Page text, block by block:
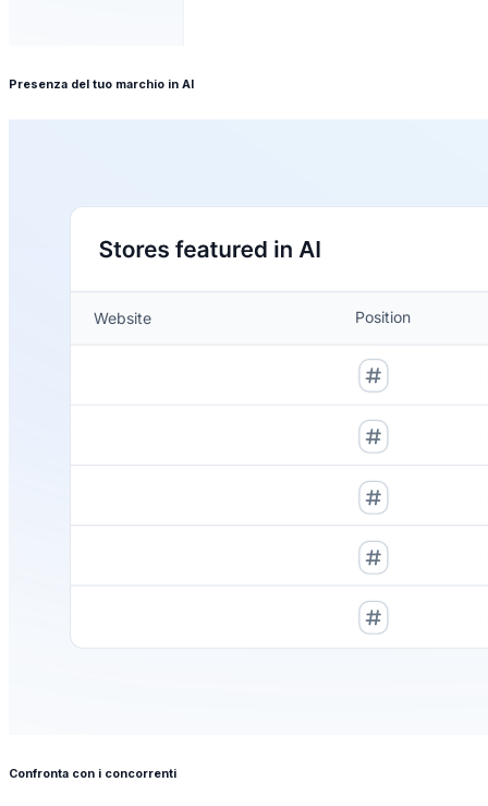
Presenza del tuo marchio in AI
Confronta con i concorrenti